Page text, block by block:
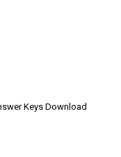
Keys Download